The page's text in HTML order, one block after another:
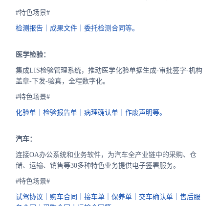
#特色场景#
检测报告｜成果文件｜委托检测合同等。
医学检验：
集成LIS检验管理系统，推动医学化验单据生成-审批签字-机构
盖章-下发-验真，全程数字化。
#特色场景#
化验单｜检验报告单｜病理确认单｜作废声明等。
汽车：
连接OA办公系统和业务软件，为汽车全产业链中的采购、仓
储、运输、销售等30多种特色业务提供电子签署服务。
#特色场景#
试驾协议｜购车合同｜接车单｜保养单｜交车确认单｜售后服